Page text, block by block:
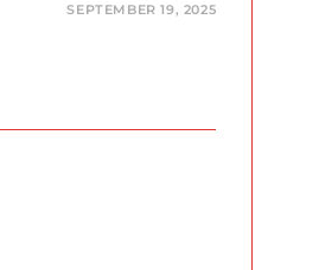
SEPTEMBER 19, 2025